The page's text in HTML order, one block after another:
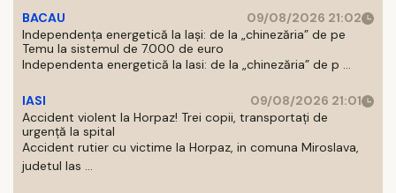
BACAU
09/08/2026 21:02
Independența energetică la Iași: de la „chinezăria” de pe
Temu la sistemul de 7.000 de euro
Independenta energetică la Iasi: de la „chinezăria” de p ...
IASI
09/08/2026 21:01
Accident violent la Horpaz! Trei copii, transportați de
urgență la spital
Accident rutier cu victime la Horpaz, in comuna Miroslava,
judetul Ias ...